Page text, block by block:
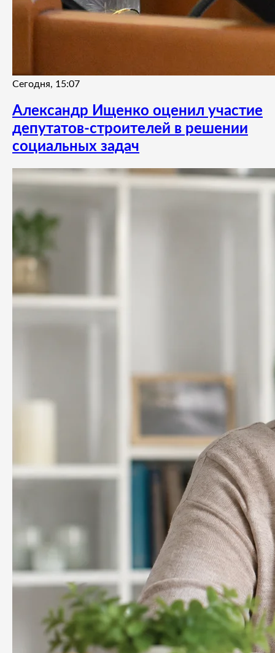
Сегодня, 15:07
Александр Ищенко оценил участие
депутатов-строителей в решении
социальных задач